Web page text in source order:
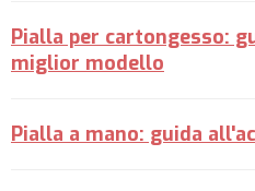
Pialla per cartongesso:
miglior modello
Pialla a mano: guida